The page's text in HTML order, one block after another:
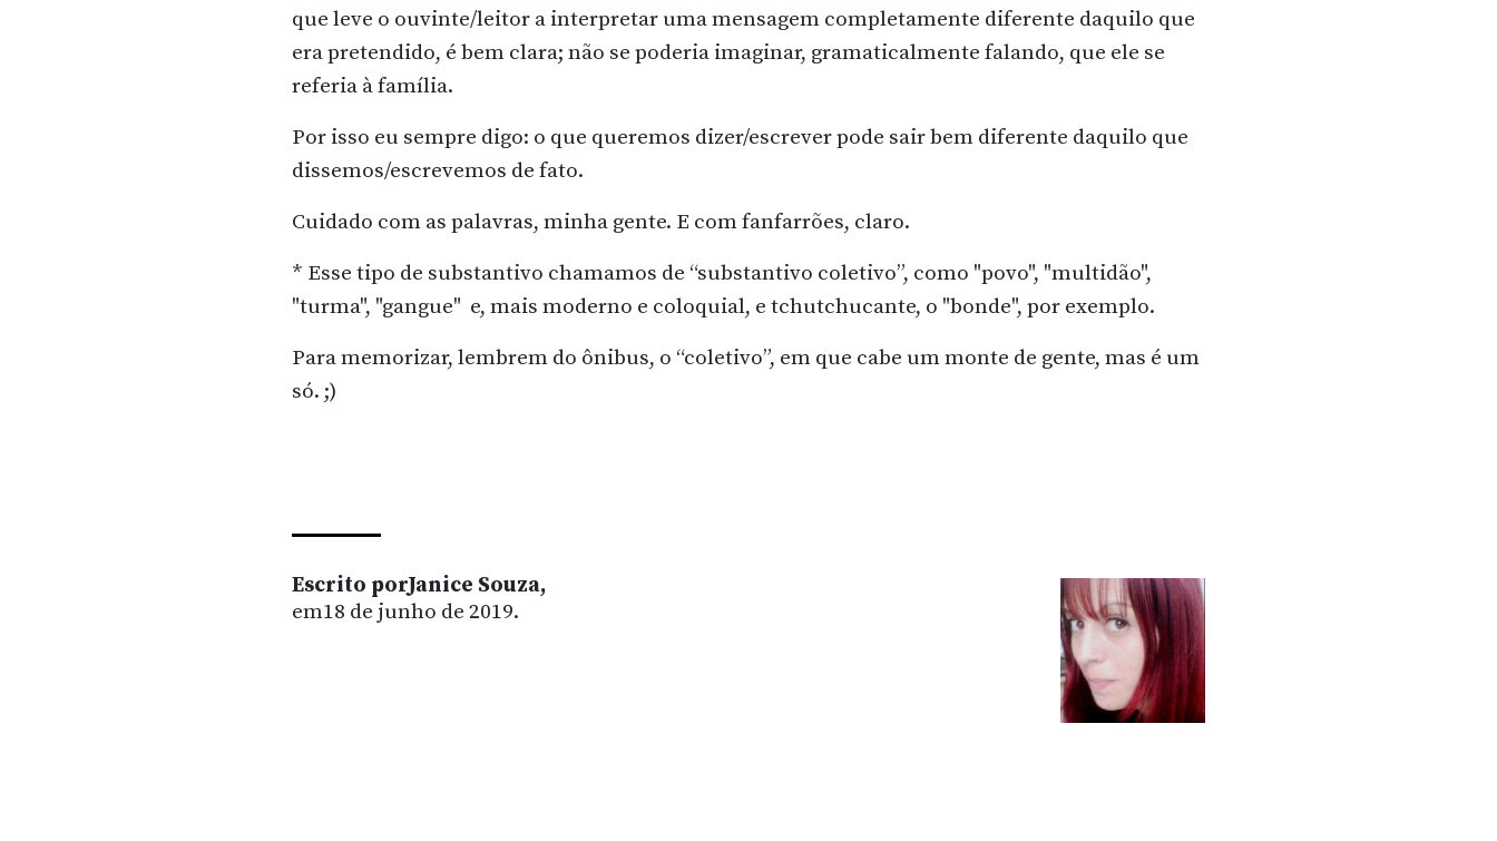
que leve o ouvinte/leitor a interpretar uma mensagem completamente diferente daquilo que
era pretendido, é bem clara; não se poderia imaginar, gramaticalmente falando, que ele se
referia à família.
Por isso eu sempre digo: o que queremos dizer/escrever pode sair bem diferente daquilo que
dissemos/escrevemos de fato.
Cuidado com as palavras, minha gente. E com fanfarrões, claro.
* Esse tipo de substantivo chamamos de “substantivo coletivo”, como "povo", "multidão",
"turma", "gangue" e, mais moderno e coloquial, e tchutchucante, o "bonde", por exemplo.
Para memorizar, lembrem do ônibus, o “coletivo”, em que cabe um monte de gente, mas é um
só. ;)
Escrito porJanice Souza,
em18 de junho de 2019.